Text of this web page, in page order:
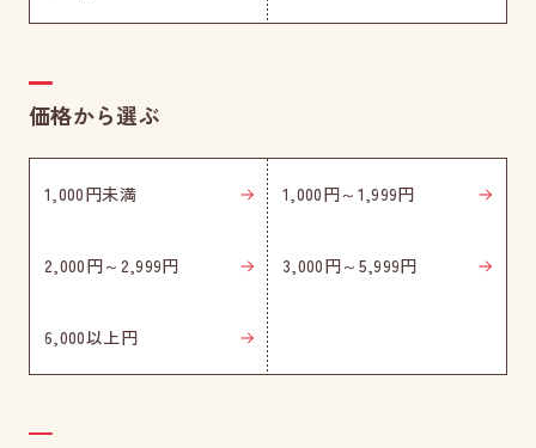
価格から選ぶ
1,000円未満 1,000円～1,999円
2,000円～2,999円 3,000円～5,999円
6,000以上円